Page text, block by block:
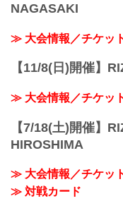
NAGASAKI
≫ 大会情報／チケッ
【11/8(日)開催】
≫ 大会情報／チケッ
【7/18(土)開催】
HIROSHIMA
≫ 大会情報／チケッ
≫ 対戦カード